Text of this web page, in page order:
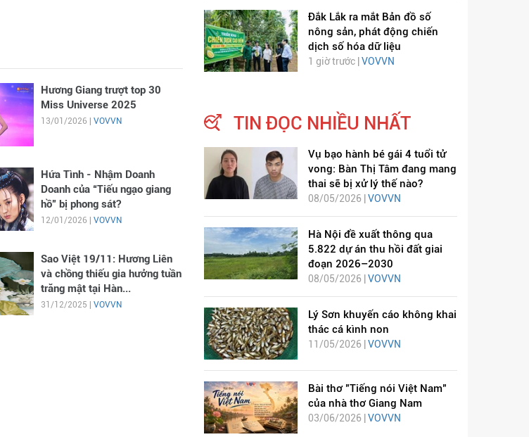
Hương Giang trượt top 30
Miss Universe 2025
13/01/2026 | VOVVN
Hứa Tình - Nhậm Doanh
Doanh của “Tiếu ngạo giang
hồ” bị phong sát?
12/01/2026 | VOVVN
Sao Việt 19/11: Hương Liên
và chồng thiếu gia hưởng tuần
trăng mật tại Hàn...
31/12/2025 | VOVVN
Đắk Lắk ra mắt Bản đồ số
nông sản, phát động chiến
dịch số hóa dữ liệu
1 giờ trước | VOVVN
TIN ĐỌC NHIỀU NHẤT
Vụ bạo hành bé gái 4 tuổi tử
vong: Bàn Thị Tâm đang mang
thai sẽ bị xử lý thế nào?
08/05/2026 | VOVVN
Hà Nội đề xuất thông qua
5.822 dự án thu hồi đất giai
đoạn 2026–2030
08/05/2026 | VOVVN
Lý Sơn khuyến cáo không khai
thác cá kình non
11/05/2026 | VOVVN
Bài thơ "Tiếng nói Việt Nam"
của nhà thơ Giang Nam
03/06/2026 | VOVVN